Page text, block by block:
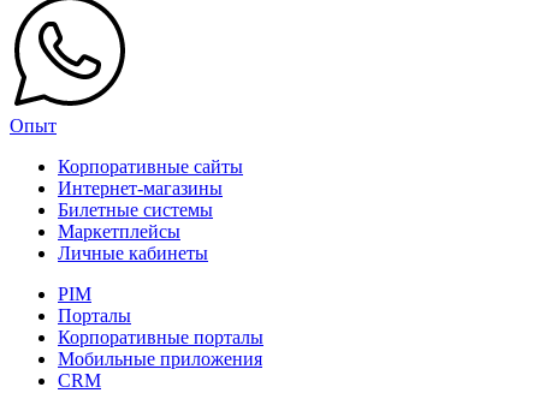
Опыт
Корпоративные сайты
Интернет-магазины
Билетные системы
Маркетплейсы
Личные кабинеты
PIM
Порталы
Корпоративные порталы
Мобильные приложения
CRM